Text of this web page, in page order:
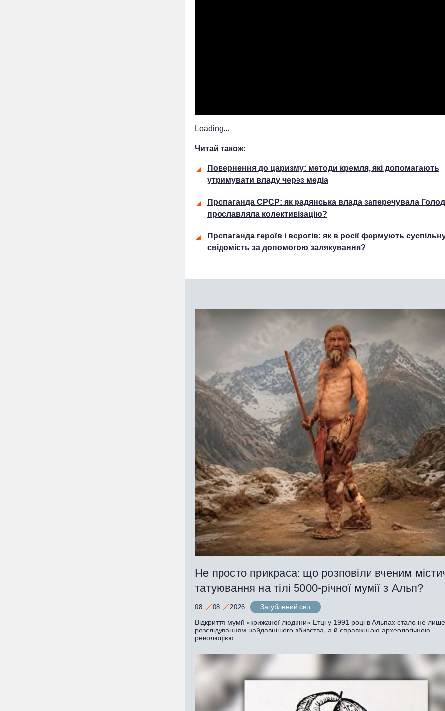
Loading...
Читай також:
Повернення до царизму: методи кремля, які допомагають
утримувати владу через медіа
Пропаганда СРСР: як радянська влада заперечувала
прославляла колективізацію?
Пропаганда героїв і ворогів: як в росії формують
свідомість за допомогою залякування?
Не просто прикраса: що розповіли вченим
татуювання на тілі 5000-річної мумії з Альп?
08 08 2026
Загублений світ
Відкриття мумії «крижаної людини» Етці у 1991 році в Альпах стало не
розслідуванням найдавнішого вбивства, а й справжньою археологічною
революцією.